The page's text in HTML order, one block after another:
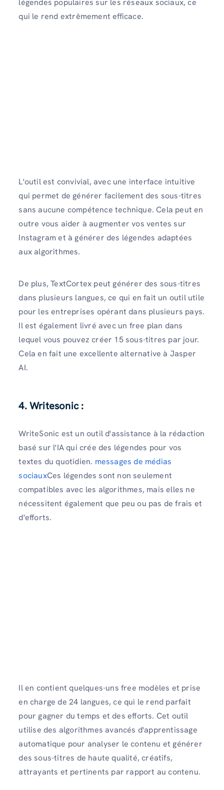
légendes populaires sur les réseaux sociaux, ce
qui le rend extrêmement efficace.
L'outil est convivial, avec une interface intuitive
qui permet de générer facilement des sous-titres
sans aucune compétence technique. Cela peut en
outre vous aider à augmenter vos ventes sur
Instagram et à générer des légendes adaptées
aux algorithmes.
De plus, TextCortex peut générer des sous-titres
dans plusieurs langues, ce qui en fait un outil utile
pour les entreprises opérant dans plusieurs pays.
Il est également livré avec un free plan dans
lequel vous pouvez créer 15 sous-titres par jour.
Cela en fait une excellente alternative à Jasper
AI.
4. Writesonic :
WriteSonic est un outil d'assistance à la rédaction
basé sur l'IA qui crée des légendes pour vos
textes du quotidien. messages de médias
sociauxCes légendes sont non seulement
compatibles avec les algorithmes, mais elles ne
nécessitent également que peu ou pas de frais et
d'efforts.
Il en contient quelques-uns free modèles et prise
en charge de 24 langues, ce qui le rend parfait
pour gagner du temps et des efforts. Cet outil
utilise des algorithmes avancés d'apprentissage
automatique pour analyser le contenu et générer
des sous-titres de haute qualité, créatifs,
attrayants et pertinents par rapport au contenu.